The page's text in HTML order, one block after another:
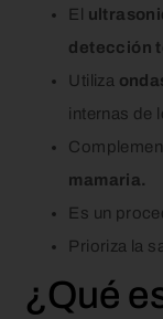
El
detección
Utiliza
internas de
mamaria.
Es un
Prioriza la
¿Qué